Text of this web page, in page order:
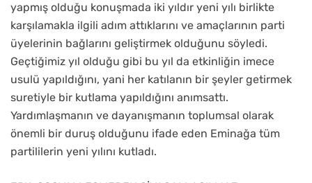
yapmış olduğu konuşmada iki yıldır yeni yılı birlikte
karşılamakla ilgili adım attıklarını ve amaçlarının parti
üyelerinin bağlarını geliştirmek olduğunu söyledi.
Geçtiğimiz yıl olduğu gibi bu yıl da etkinliğin imece
usulü yapıldığını, yani her katılanın bir şeyler getirmek
suretiyle bir kutlama yapıldığını anımsattı.
Yardımlaşmanın ve dayanışmanın toplumsal olarak
önemli bir duruş olduğunu ifade eden Eminağa tüm
partililerin yeni yılını kutladı.